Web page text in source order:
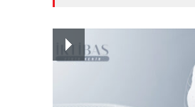
Hamas'ın
planını,
7